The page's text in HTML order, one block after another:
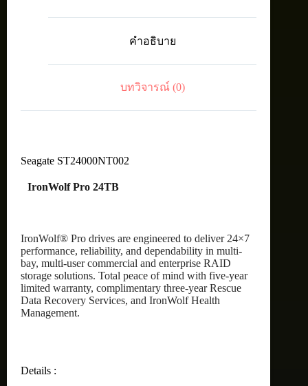
คำอธิบาย
บทวิจารณ์ (0)
Seagate ST24000NT002
IronWolf Pro 24TB
IronWolf® Pro drives are engineered to deliver 24×7
performance, reliability, and dependability in multi-
bay, multi-user commercial and enterprise RAID
storage solutions. Total peace of mind with five-year
limited warranty, complimentary three-year Rescue
Data Recovery Services, and IronWolf Health
Management.
Details :